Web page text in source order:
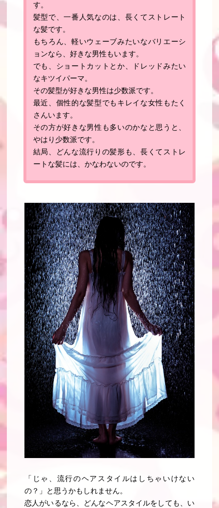
す。
髪型で、一番人気なのは、長くてストレート
な髪です。
もちろん、軽いウェーブみたいなバリエーシ
ョンなら、好きな男性もいます。
でも、ショートカットとか、ドレッドみたい
なキツイパーマ。
その髪型が好きな男性は少数派です。
最近、個性的な髪型でもキレイな女性もたく
さんいます。
その方が好きな男性も多いのかなと思うと、
やはり少数派です。
結局、どんな流行りの髪形も、長くてストレ
ートな髪には、かなわないのです。
「じゃ、流行のヘアスタイルはしちゃいけない
の？」と思うかもしれません。
恋人がいるなら、どんなヘアスタイルをしても、い